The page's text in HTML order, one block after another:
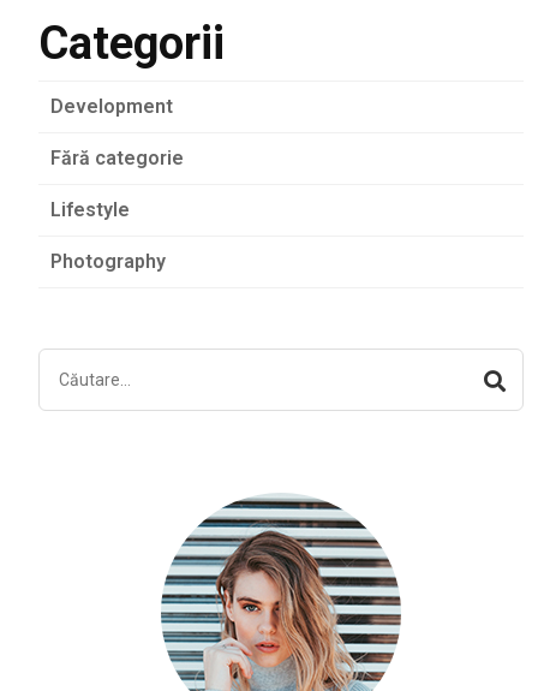
Categorii
Development
Fără categorie
Lifestyle
Photography